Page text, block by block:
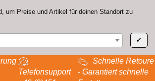
um Preise und Artikel für deinen Standort zu
✔
Telefonsupport
Schnelle Retoure
- Garantiert schnelle